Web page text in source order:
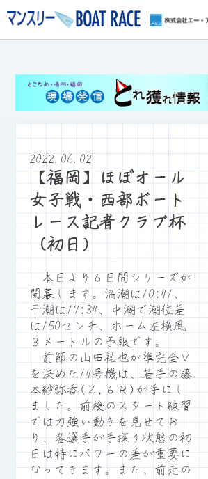
2022.06.02
【福岡】ほぼオール
女子戦・西部ボート
レース記者クラブ杯
（初日）
本日より６日間シリーズが
開幕します。満潮は10:41、
干潮は17:34、中潮で潮位差
は150センチ、ホーム左横風
３メートルの予報です。
前節の山田祐也が準完全Ｖ
を決めた14号機は、若手の藤
本紗弥香(２,６Ｒ)が手にし
ました。前検のスタート練習
では力強い動きを見せてお
り、各選手が手探り状態の初
日は特にパワーの差が重要に
なってきます。また、前走の